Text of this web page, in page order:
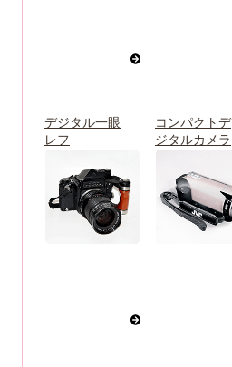
デジタル一眼
レフ
コンパクトデ
ジタルカメラ